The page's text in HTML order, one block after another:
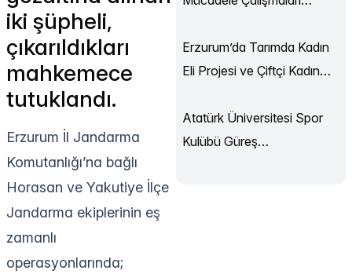
iki şüpheli,
çıkarıldıkları
mahkemece
tutuklandı.
Erzurum İl Jandarma
Komutanlığı’na bağlı
Horasan ve Yakutiye İlçe
Jandarma ekiplerinin eş
zamanlı
operasyonlarında;
Erzurum’da Tarımda Kadın
Eli Projesi ve Çiftçi Kadın
Atatürk Üniversitesi Spor
Kulübü Güreş